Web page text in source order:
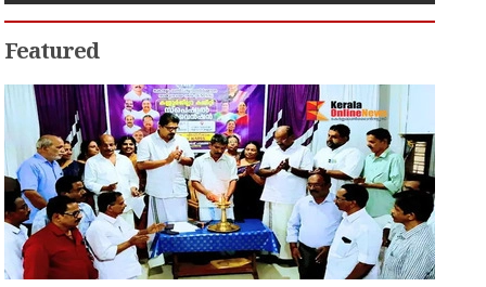
Featured